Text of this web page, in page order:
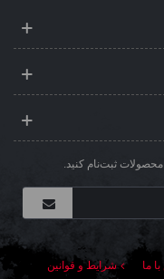
ثبت‌نام کنید.
ما
شرایط و قوانین